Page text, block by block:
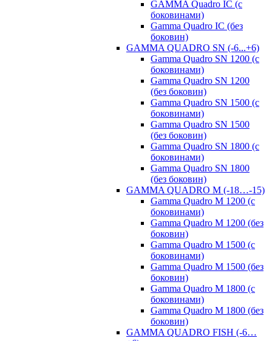
GAMMA Quadro IC (с
боковинами)
Gamma Quadro IC (без
боковин)
GAMMA QUADRO SN (-6...+6)
Gamma Quadro SN 1200 (с
боковинами)
Gamma Quadro SN 1200
(без боковин)
Gamma Quadro SN 1500 (с
боковинами)
Gamma Quadro SN 1500
(без боковин)
Gamma Quadro SN 1800 (с
боковинами)
Gamma Quadro SN 1800
(без боковин)
GAMMA QUADRO M (-18…-15)
Gamma Quadro M 1200 (с
боковинами)
Gamma Quadro M 1200 (без
боковин)
Gamma Quadro M 1500 (с
боковинами)
Gamma Quadro M 1500 (без
боковин)
Gamma Quadro M 1800 (с
боковинами)
Gamma Quadro M 1800 (без
боковин)
GAMMA QUADRO FISH (-6…